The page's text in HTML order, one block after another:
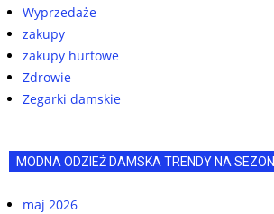
Wyprzedaże
zakupy
zakupy hurtowe
Zdrowie
Zegarki damskie
MODNA ODZIEŻ DAMSKA TRENDY NA SEZON
maj 2026